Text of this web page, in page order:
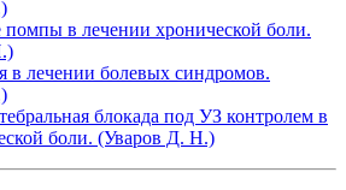
помпы в лечении хронической боли.
в лечении болевых синдромов.
блокада под УЗ контролем в
боли. (Уваров Д. Н.)